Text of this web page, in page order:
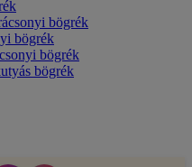
bögrék
bögrék
bögrék
bögrék